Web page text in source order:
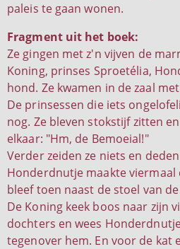
paleis te gaan wonen.
Fragment uit het boek:
Ze gingen met z'n vijven de
Koning, prinses Sproetélia,
hond. Ze kwamen in de zaal
De prinsessen die iets
nog. Ze bleven stokstijf zitten
elkaar: "Hm, de Bemoeial!"
Verder zeiden ze niets en
Honderdnutje maakte viermaal
bleef toen naast de stoel van
De Koning keek boos naar zijn
dochters en wees
tegenover hem. En voor de kat